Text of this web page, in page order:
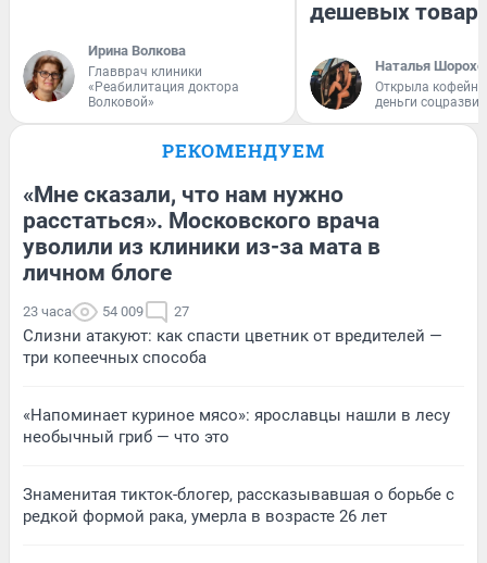
Ирина Волкова
Главврач клиники
«Реабилитация доктора
Волковой»
дешевых
Наталья
Открыла
деньги
РЕКОМЕНДУЕМ
«Мне сказали, что нам нужно
расстаться». Московского врача
уволили из клиники из-за мата в
личном блоге
23 часа 54 009 27
Слизни атакуют: как спасти цветник от вредителей —
три копеечных способа
«Напоминает куриное мясо»: ярославцы нашли в лесу
необычный гриб — что это
Знаменитая тикток-блогер, рассказывавшая о борьбе с
редкой формой рака, умерла в возрасте 26 лет